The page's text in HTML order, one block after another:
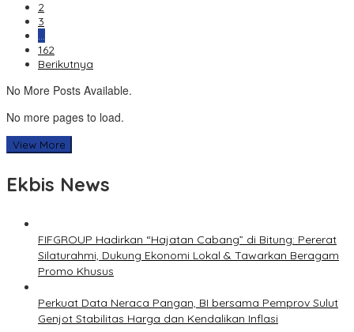
2
3
…
162
Berikutnya
No More Posts Available.
No more pages to load.
View More
Ekbis News
FIFGROUP Hadirkan “Hajatan Cabang” di Bitung: Pererat
Silaturahmi, Dukung Ekonomi Lokal & Tawarkan Beragam
Promo Khusus
Perkuat Data Neraca Pangan, BI bersama Pemprov Sulut
Genjot Stabilitas Harga dan Kendalikan Inflasi